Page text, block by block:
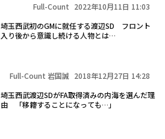
Full-Count 2022年10月11日 11:03
埼玉西武初のGMに就任する渡辺SD フロント
入り後から意識し続ける人物とは…
Full-Count 岩国誠 2018年12月27日 14:28
埼玉西武渡辺SDがFA取得済みの内海を選んだ理
由 「移籍することになっても…」